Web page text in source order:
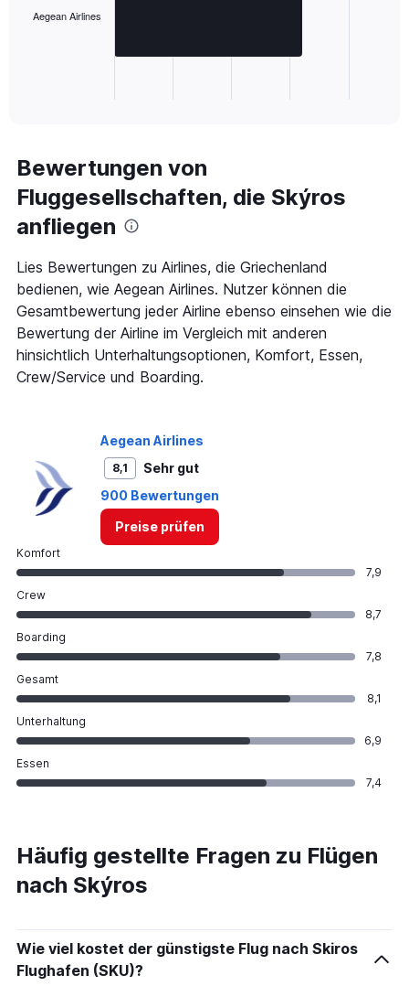
The
Range:
1
categories.
The
chart
1
Y
axis
displaying
values.
Range:
0
to
Aegean Airlines
Bewertungen von
Fluggesellschaften, die Skýros
anfliegen
Lies Bewertungen zu Airlines, die Griechenland
bedienen, wie Aegean Airlines. Nutzer können die
Gesamtbewertung jeder Airline ebenso einsehen wie die
Bewertung der Airline im Vergleich mit anderen
hinsichtlich Unterhaltungsoptionen, Komfort, Essen,
Crew/Service und Boarding.
Aegean Airlines
8,1
Sehr gut
900 Bewertungen
Preise prüfen
Komfort
7,9
Crew
8,7
Boarding
7,8
Gesamt
8,1
Unterhaltung
6,9
Essen
7,4
Häufig gestellte Fragen zu Flügen
nach Skýros
Wie viel kostet der günstigste Flug nach Skiros
Flughafen (SKU)?